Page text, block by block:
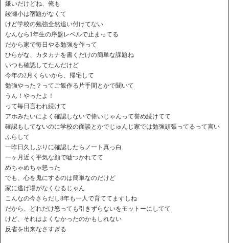
嫌いだけどね、俺も
綾瀬小は宿題がなくて
けど学校の勉強全然追い付けてない
なんなら1年生の序盤レベルで止まってる
だから家で毎日やる勉強を作って
ひらがな、カタカナを書くだけの簡単な課題ね
いつも確認してたんだけど
今年の2月くらいから、帰宅して
勉強やった？ってご飯作る片手間とかで聞いて
うん！やったよ！
って毎日言われ続けて
アホみたいによく確認しないで偉いじゃんって誉め続けてて
確認もしてないのに学校の面談とかでじゅんじ家では勉強頑張ってるって言い
ふらして
一昨日久しぶりに確認したらノート真っ白
一ヶ月近く平気な顔で嘘つかれてて
めちゃめちゃ怒った
でも、心を鬼にするのは簡単なのだけど
家に逃げ場がなくなるじゃん
こんなの今さらだし8年も一人で育ててますしね
だから、どれだけ怒っても引きずらないをモットーにしてて
けど、それはよくなかったのかもしれない
反省を出来なさすぎる